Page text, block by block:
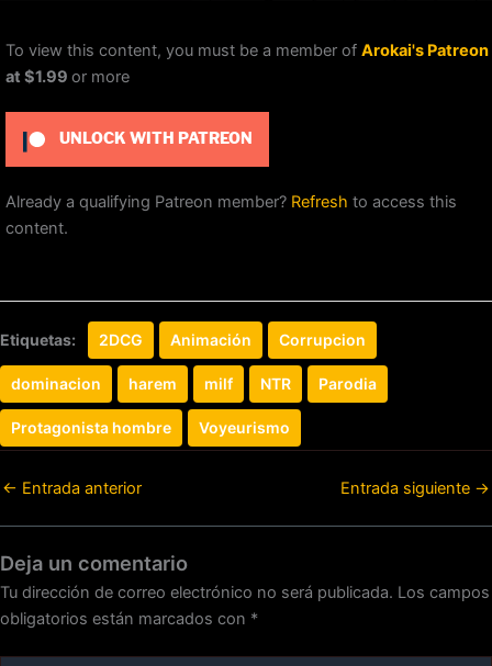
To view this content, you must be a member of Arokai's Patreon
at $1.99 or more
UNLOCK WITH PATREON
Already a qualifying Patreon member? Refresh to access this
content.
Etiquetas: 2DCG Animación Corrupcion
dominacion harem milf NTR Parodia
Protagonista hombre Voyeurismo
← Entrada anterior Entrada siguiente →
Deja un comentario
Tu dirección de correo electrónico no será publicada. Los campos
obligatorios están marcados con *